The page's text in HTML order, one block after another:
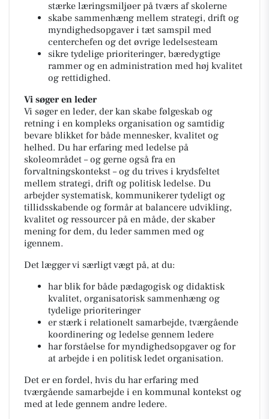
stærke læringsmiljøer på tværs af skolerne
skabe sammenhæng mellem strategi, drift og
myndighedsopgaver i tæt samspil med
centerchefen og det øvrige ledelsesteam
sikre tydelige prioriteringer, bæredygtige
rammer og en administration med høj kvalitet
og rettidighed.
Vi søger en leder
Vi søger en leder, der kan skabe følgeskab og
retning i en kompleks organisation og samtidig
bevare blikket for både mennesker, kvalitet og
helhed. Du har erfaring med ledelse på
skoleområdet – og gerne også fra en
forvaltningskontekst – og du trives i krydsfeltet
mellem strategi, drift og politisk ledelse. Du
arbejder systematisk, kommunikerer tydeligt og
tillidsskabende og formår at balancere udvikling,
kvalitet og ressourcer på en måde, der skaber
mening for dem, du leder sammen med og
igennem.
Det lægger vi særligt vægt på, at du:
har blik for både pædagogisk og didaktisk
kvalitet, organisatorisk sammenhæng og
tydelige prioriteringer
er stærk i relationelt samarbejde, tværgående
koordinering og ledelse gennem ledere
har forståelse for myndighedsopgaver og for
at arbejde i en politisk ledet organisation.
Det er en fordel, hvis du har erfaring med
tværgående samarbejde i en kommunal kontekst og
med at lede gennem andre ledere.